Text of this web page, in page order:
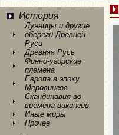
История
Лунницы и другие
обереги Древней
Руси
Древняя Русь
Финно-угорские
племена
Европа в эпоху
Меровингов
Скандинавия во
времена викингов
Иные миры
Прочее